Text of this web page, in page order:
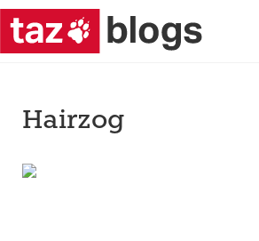
Hairzog